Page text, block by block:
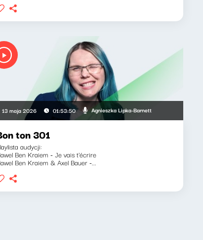
13 maja 2026 01:53:50 Agnieszka Lipka-Barnett
ton 301
audycji:
Ben Kraiem - Je vais t'écrire
Ben Kraiem & Axel Bauer -...